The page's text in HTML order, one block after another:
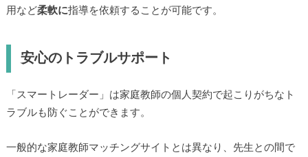
用など柔軟に指導を依頼することが可能です。
安心のトラブルサポート
「スマートレーダー」は家庭教師の個人契約で起こりがちなト
ラブルも防ぐことができます。
一般的な家庭教師マッチングサイトとは異なり、先生との間で